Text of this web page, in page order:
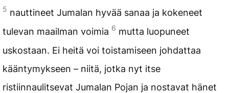
5 nauttineet Jumalan hyvää sanaa ja kokeneet
tulevan maailman voimia 6 mutta luopuneet
uskostaan. Ei heitä voi toistamiseen johdattaa
kääntymykseen – niitä, jotka nyt itse
ristiinnaulitsevat Jumalan Pojan ja nostavat hänet